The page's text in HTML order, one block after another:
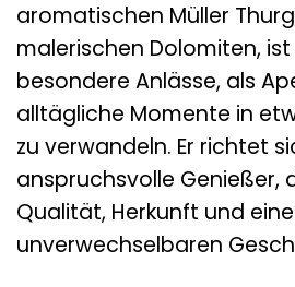
aromatischen Müller
malerischen Dolomiten,
besondere Anlässe, als
alltägliche Momente in
zu verwandeln. Er richtet
anspruchsvolle Genießer,
Qualität, Herkunft und
unverwechselbaren